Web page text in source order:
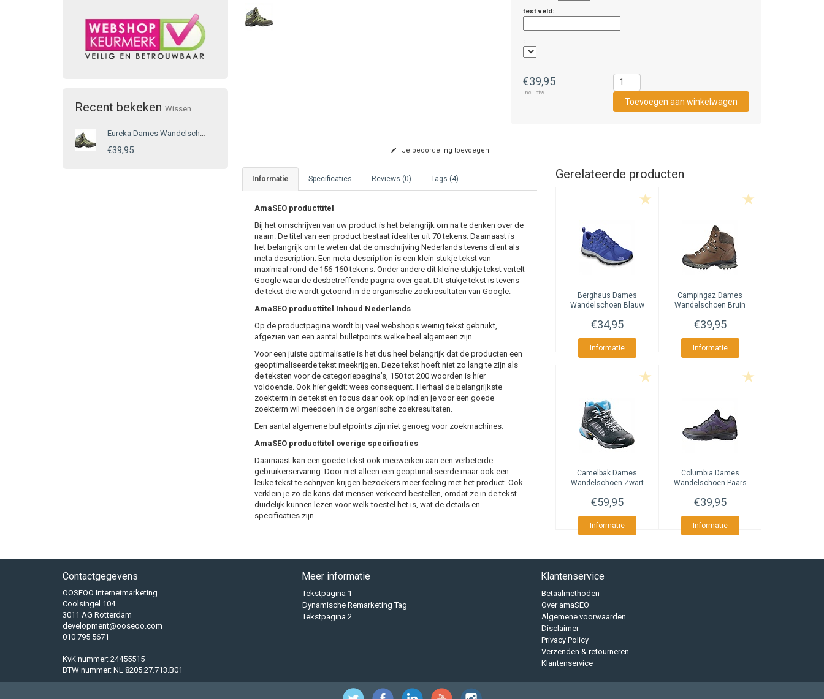
Recent bekeken Wissen
Eureka Dames Wandelschoen Groen
€39,95
test veld:
:
€39,95
Incl. btw
Je beoordeling toevoegen
Informatie Specificaties Reviews (0) Tags (4)
AmaSEO producttitel
Bij het omschrijven van uw product is het belangrijk om na te denken over de
naam. De titel van een product bestaat idealiter uit 70 tekens. Daarnaast is
het belangrijk om te weten dat de omschrijving Nederlands tevens dient als
meta description. Een meta description is een klein stukje tekst van
maximaal rond de 156-160 tekens. Onder andere dit kleine stukje tekst vertelt
Google waar de desbetreffende pagina over gaat. Dit stukje tekst is tevens
de tekst die wordt getoond in de organische zoekresultaten van Google.
AmaSEO producttitel Inhoud Nederlands
Op de productpagina wordt bij veel webshops weinig tekst gebruikt,
afgezien van een aantal bulletpoints welke heel algemeen zijn.
Voor een juiste optimalisatie is het dus heel belangrijk dat de producten een
geoptimaliseerde tekst meekrijgen. Deze tekst hoeft niet zo lang te zijn als
de teksten voor de categoriepagina’s, 150 tot 200 woorden is hier
voldoende. Ook hier geldt: wees consequent. Herhaal de belangrijkste
zoekterm in de tekst en focus daar ook op indien je voor een goede
zoekterm wil meedoen in de organische zoekresultaten.
Een aantal algemene bulletpoints zijn niet genoeg voor zoekmachines.
AmaSEO producttitel overige specificaties
Daarnaast kan een goede tekst ook meewerken aan een verbeterde
gebruikerservaring. Door niet alleen een geoptimaliseerde maar ook een
leuke tekst te schrijven krijgen bezoekers meer feeling met het product. Ook
verklein je zo de kans dat mensen verkeerd bestellen, omdat ze in de tekst
duidelijk kunnen lezen voor welk toestel het is, wat de details en
specificaties zijn.
Gerelateerde producten
Berghaus Dames
Wandelschoen Blauw
€34,95
Informatie
Campingaz Dames
Wandelschoen Bruin
€39,95
Informatie
Camelbak Dames
Wandelschoen Zwart
€59,95
Informatie
Columbia Dames
Wandelschoen Paars
€39,95
Informatie
Contactgegevens
OOSEOO Internetmarketing
Coolsingel 104
3011 AG Rotterdam
development@ooseoo.com
010 795 5671
KvK nummer: 24455515
BTW nummer: NL 8205.27.713.B01
Meer informatie
Tekstpagina 1
Dynamische Remarketing Tag
Tekstpagina 2
Klantenservice
Betaalmethoden
Over amaSEO
Algemene voorwaarden
Disclaimer
Privacy Policy
Verzenden & retourneren
Klantenservice